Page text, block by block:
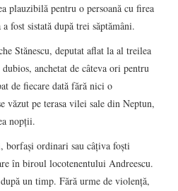
plauzibilă pentru o persoană cu firea
fost sistată după trei săptămâni.
Stănescu, deputat aflat la al treilea
anchetat de câteva ori pentru
de fiecare dată fără nici o
văzut pe terasa vilei sale din Neptun,
nopții.
ordinari sau câțiva foști
în biroul locotenentului Andreescu.
un timp. Fără urme de violență,